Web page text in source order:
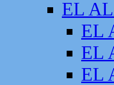
EL
EL
EL
EL